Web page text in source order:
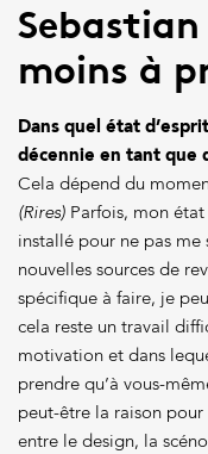
Sebastian
moins à
Dans quel état
décennie en tant que
Cela dépend du
(Rires) Parfois, mon état
installé pour ne pas
nouvelles sources de
spécifique à faire, je
cela reste un travail
motivation et dans
prendre qu’à vous-
peut-être la raison
entre le design, la